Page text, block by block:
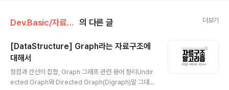
Dev.Basic/자료구조&알고리즘 의 다른 글 더보기
[DataStructure] Graph라는 자료구조에
대해서
정점과 간선의 집합, Graph 그래프 관련 용어 정리Undir
ected Graph와 Directed Graph(Digraph)말 그대로